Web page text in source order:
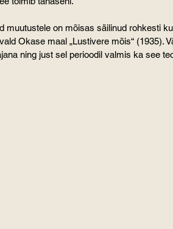
muutustele on mõisas säilinud rohkesti
Okase maal „Lustivere mõis“ (1935).
ning just sel perioodil valmis ka see